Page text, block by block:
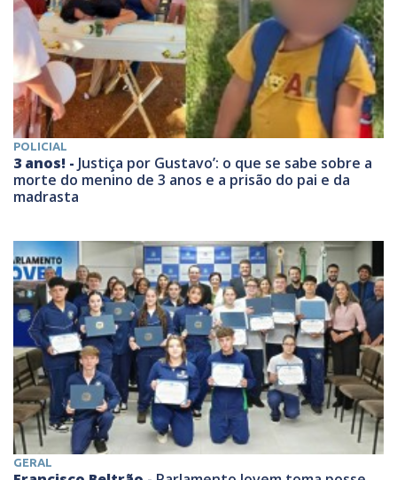
POLICIAL
3 anos! - Justiça por Gustavo’: o que se sabe sobre a
morte do menino de 3 anos e a prisão do pai e da
madrasta
GERAL